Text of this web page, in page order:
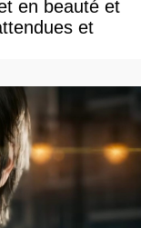
en beauté et
et